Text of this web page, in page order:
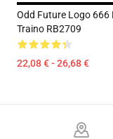
Odd Future Logo 666
Traino RB2709
22,08 € - 26,68 €